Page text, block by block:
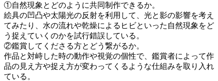
①自然現象とどのように共同制作できるか。
絵具の凹凸や太陽光の反射を利用して、光と影の影響を考え
てみたり、水の流れや乾燥によるヒビといった自然現象をど
う捉えていくのかを試行錯誤している。
②鑑賞してくださる方とどう繋がるか。
作品と対峙した時の動作や視覚の個性で、鑑賞者によって作
品の見え方や捉え方が変わってくるような仕組みを取り入れ
ている。